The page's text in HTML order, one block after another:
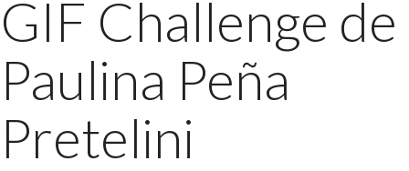
GIF Challenge de
Paulina Peña
Pretelini